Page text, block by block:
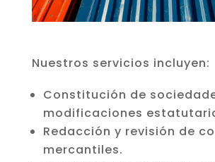
​Nuestros servicios incluyen:
Constitución de
modificaciones
Redacción y revisión de
mercantiles.